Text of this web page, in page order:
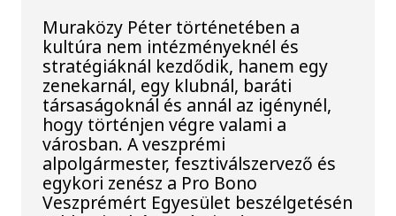
Muraközy Péter történetében a
kultúra nem intézményeknél és
stratégiáknál kezdődik, hanem egy
zenekarnál, egy klubnál, baráti
társaságoknál és annál az igénynél,
hogy történjen végre valami a
városban. A veszprémi
alpolgármester, fesztiválszervező és
egykori zenész a Pro Bono
Veszprémért Egyesület beszélgetésén